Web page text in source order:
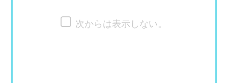
次からは表示しない。